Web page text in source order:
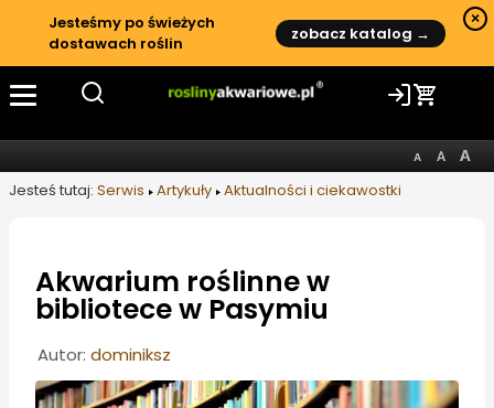
Jesteśmy po świeżych
dostawach roślin
zobacz katalog →
×
Jesteś tutaj: Serwis Artykuły Aktualności i ciekawostki
Akwarium roślinne w
bibliotece w Pasymiu
Informacje o artykule
Autor: dominiksz